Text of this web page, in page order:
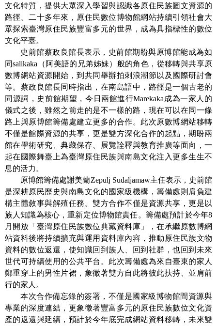
識
我
們
民
服
務
性
別
平
等
專
區
友
善
措
施
服
務
服
務
信
網
文化特質，提供大眾深入學習與認識各原住民族圖文資源的
路徑。二十多年來，原住民數位博物館網站持續引領社會大
眾探索臺灣原住民族豐富多元的世界，成為具指標性的數位
文化平臺。
史前館蔡政良館長表示，史前館期盼與原博館能成為如
同salikaka（阿美語的兄弟姊妹）般的角色，從移轉與共享原
數博網站資源開始，到共同舉辦拍刺浪潮節以及國際研討會
等。蔡政良館長同時指出，在南島語中，路徑是一個古老的
同源詞，史前館期望，今日兩館進行Marekaka成為一家人的
儀式之後，雖然之前走的是不一樣的路，現在可以在同一條
路上與原博館籌備處建立更多的合作。此次原數博網站移轉
不僅是館際資源的共享，更是雙方深化合作的起點，期盼兩
館在學術研究、典藏保存、展覽詮釋與教育推廣等面向，一
起在國際舞臺上為臺灣原住民族與南島文化注入更多生生不
息的活力。
原博館籌備處謝美蘭Zepulj Sudaljamaw主任表示，史前館
是深耕原民歷史與南島文化的國家級機構，籌備處則肩負建
構主體敘事與解殖任務。雙方合作不僅是資源共享，更是以
族人知識為核心，重新定位博物館責任。籌備處預計於今年8
月開放「臺灣原住民族數位典藏資料庫」，在承繼原數博網
站資料後將持續擴充與運用資料庫內容，推動原住民族文物
資料的數位返還，使知識回到族人、回到社群，也回到未來
世代可持續使用的公共平台。此次籌備處為來自臺東的家人
鄭重穿上的男性片裙，象徵著雙方自此將彼此扶持、並肩前
行的家人。
本次合作備忘錄的簽署，不僅是國家級博物館間資源與
專業的深度連結，更象徵著豐富多元的原住民族數位文化資
產的返還與延續，預計於今年底完成網站資料移轉，未來雙